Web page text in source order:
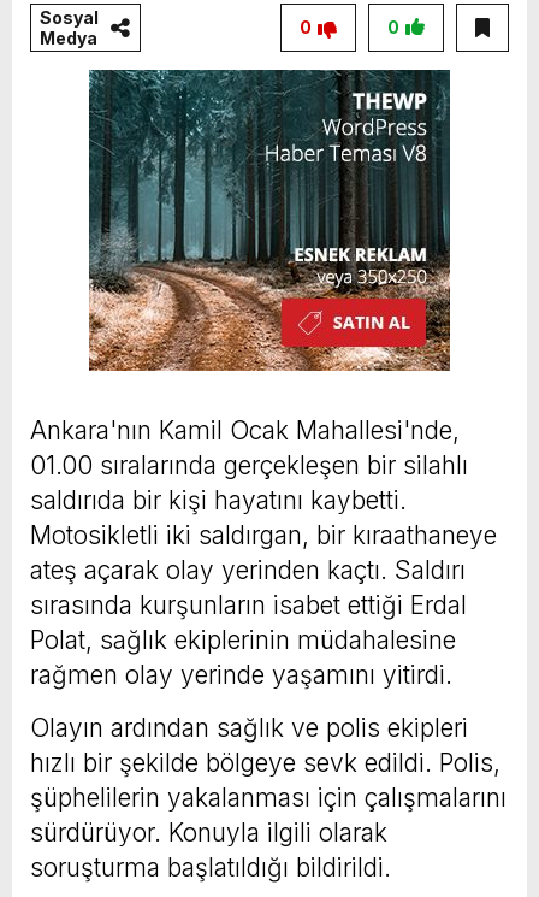
Sosyal
Medya
0
0
Ankara'nın Kamil Ocak Mahallesi'nde,
01.00 sıralarında gerçekleşen bir silahlı
saldırıda bir kişi hayatını kaybetti.
Motosikletli iki saldırgan, bir kıraathaneye
ateş açarak olay yerinden kaçtı. Saldırı
sırasında kurşunların isabet ettiği Erdal
Polat, sağlık ekiplerinin müdahalesine
rağmen olay yerinde yaşamını yitirdi.
Olayın ardından sağlık ve polis ekipleri
hızlı bir şekilde bölgeye sevk edildi. Polis,
şüphelilerin yakalanması için çalışmalarını
sürdürüyor. Konuyla ilgili olarak
soruşturma başlatıldığı bildirildi.